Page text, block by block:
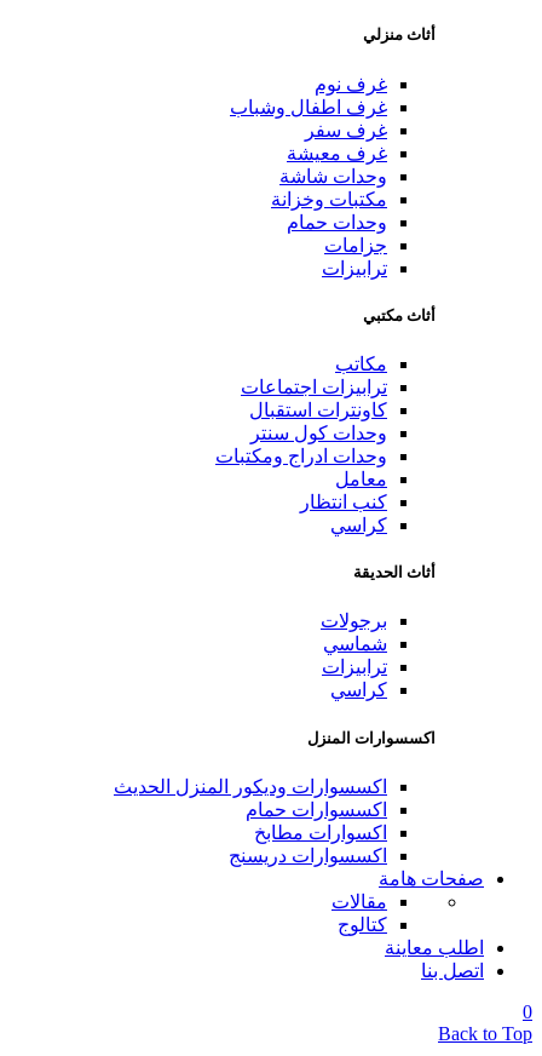
أثاث منزلي
غرف نوم
غرف اطفال وشباب
غرف سفر
غرف معيشة
وحدات شاشة
مكتبات وخزانة
وحدات حمام
جزامات
ترابيزات
أثاث مكتبي
مكاتب
ترابيزات اجتماعات
كاونترات استقبال
وحدات كول سنتر
وحدات ادراج ومكتبات
معامل
كنب انتظار
كراسي
أثاث الحديقة
برجولات
شماسي
ترابيزات
كراسي
اكسسوارات المنزل
اكسسوارات وديكور المنزل الحديث
اكسسوارات حمام
اكسوارات مطابخ
اكسسوارات دريسنج
صفحات هامة
مقالات
كتالوج
اطلب معاينة
اتصل بنا
0
Back to Top